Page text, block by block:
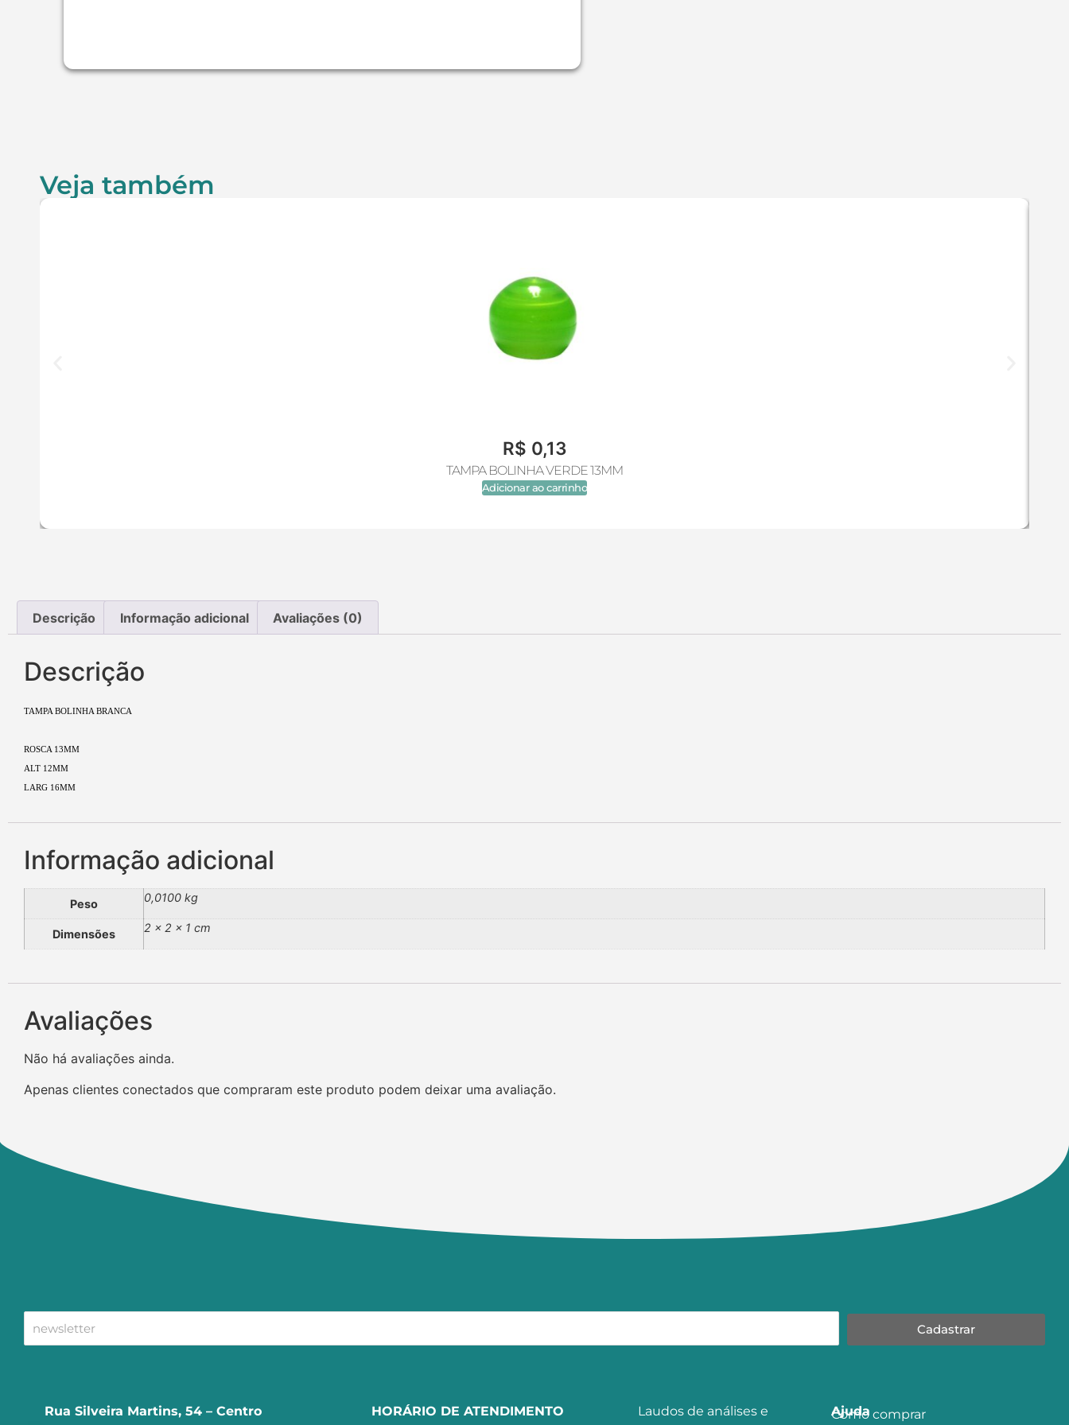
Veja também
R$ 0,13
TAMPA BOLINHA VERDE 13MM
Adicionar ao carrinho
Descrição Informação adicional Avaliações (0)
Descrição
TAMPA BOLINHA BRANCA
ROSCA 13MM
ALT 12MM
LARG 16MM
Informação adicional
Peso 0,0100 kg
Dimensões 2 × 2 × 1 cm
Avaliações
Não há avaliações ainda.
Apenas clientes conectados que compraram este produto podem deixar uma avaliação.
Cadastrar
Rua Silveira Martins, 54 – Centro
HORÁRIO DE ATENDIMENTO
Laudos de análises e
Ajuda
Como comprar